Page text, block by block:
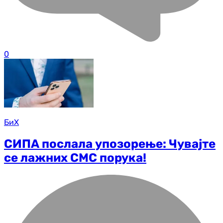
0
БиХ
СИПА послала упозорење: Чувајте
се лажних СМС порука!